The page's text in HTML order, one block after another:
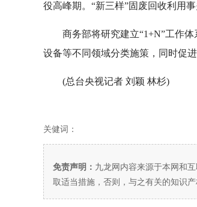
役高峰期。“新三样”固废回收利用
商务部将研究建立“1+N”工作体
设备等不同领域分类施策，同时促
(总台央视记者 刘颖 林杉)
关健词：
免责声明： 九龙网内容来源于本网和
取适当措施，否则，与之有关的知识